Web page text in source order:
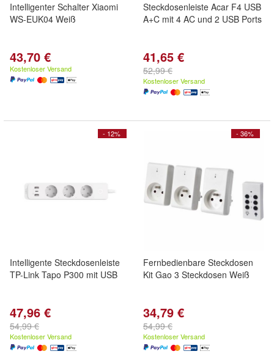
Intelligenter Schalter Xiaomi
WS-EUK04 Weiß
43,70 €
Kostenloser Versand
Steckdosenleiste Acar F4 USB
A+C mit 4 AC und 2 USB Ports
41,65 €
52,99 €
Kostenloser Versand
- 12%
Intelligente Steckdosenleiste
TP-Link Tapo P300 mit USB
47,96 €
54,99 €
Kostenloser Versand
- 36%
Fernbedienbare Steckdosen
Kit Gao 3 Steckdosen Weiß
34,79 €
54,99 €
Kostenloser Versand